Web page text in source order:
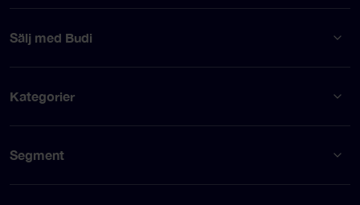
Sälj med Budi
Kategorier
Segment